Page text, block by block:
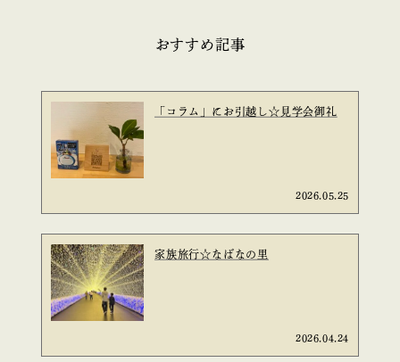
おすすめ記事
「コラム」にお引越し☆見学会御礼
2026.05.25
家族旅行☆なばなの里
2026.04.24